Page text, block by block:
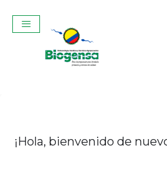
¡Hola, bienvenido de